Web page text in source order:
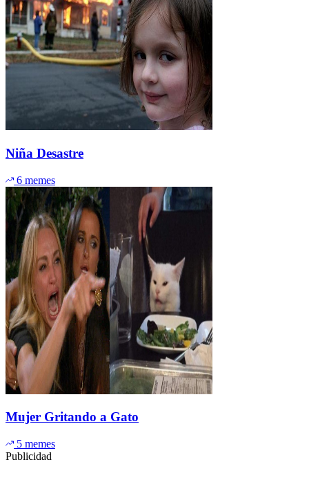
Niña Desastre
6 memes
Mujer Gritando a Gato
5 memes
Publicidad